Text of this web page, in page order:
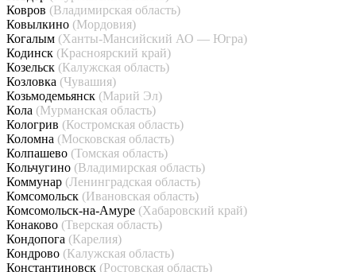
Ковров (Владимирская область)
Ковылкино (Мордовия)
Когалым (Ханты-Мансийский АО — Югра)
Кодинск (Красноярский край)
Козельск (Калужская область)
Козловка (Чувашия)
Козьмодемьянск (Марий Эл)
Кола (Мурманская область)
Кологрив (Костромская область)
Коломна (Московская область)
Колпашево (Томская область)
Кольчугино (Владимирская область)
Коммунар (Ленинградская область)
Комсомольск (Ивановская область)
Комсомольск-на-Амуре (Хабаровский край)
Конаково (Тверская область)
Кондопога (Карелия)
Кондрово (Калужская область)
Константиновск (Ростовская область)